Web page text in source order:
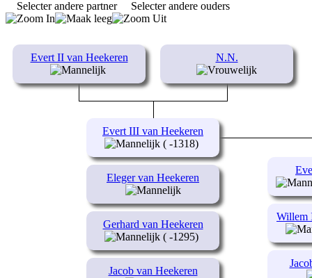
Selecter andere partner
Selecter andere ouders
Evert II van Heekeren N.N.
Eleger van Heekeren
Gerhard van Heekeren
( -1295)
Jacob van Heekeren
Evert III van Heekeren
( -1318)
Willem